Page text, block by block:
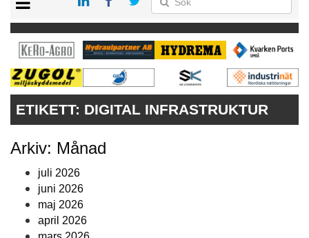
KONTAKT
VÅRA ANDRA MAGASIN
PRENUMERERA
ANNONSERA
ETIKETT: DIGITAL INFRASTRUKTUR
Arkiv: Månad
juli 2026
juni 2026
maj 2026
april 2026